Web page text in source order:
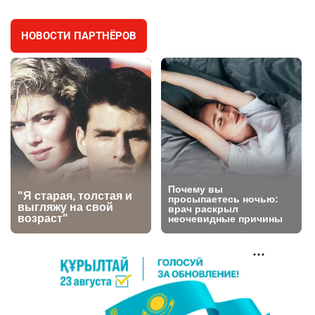
🐏 Скота больше, а мясо дороже. Почему в
Казахстане продолжают расти цены на
баранину и конину
2635
5
⚠️ Доброе утро, друзья! Предлагаем обзор
главных новостей за 4 августа
2762 0 1
6
🗣Глава государства направил телеграмму
соболезнования родным и близким Халық
қаһарманы Ивана Гапича
2751 2 42
🇫🇷 Клуб ПСЖ объявил об открытии своей
футбольной академии в Астане
2 40
НОВОСТИ ПАРТНЁРОВ